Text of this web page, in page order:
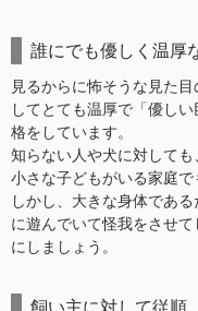
誰にでも優しく温厚
見るからに怖そうな見た
してとても温厚で「優し
格をしています。
知らない人や犬に対しても
小さな子どもがいる家庭で
しかし、大きな身体であ
に遊んでいて怪我をさせ
にしましょう。
飼い主に対して従順